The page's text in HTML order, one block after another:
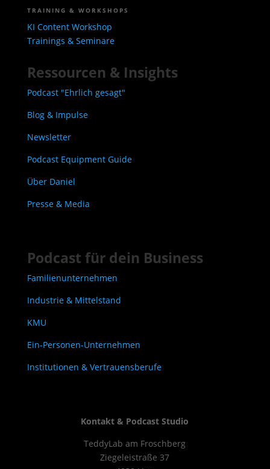
TRAINING & WORKSHOPS
KI Content Workshop
Trainings & Seminare
Ressourcen & Insights
Podcast "Ehrlich gesagt"
Blog & Impulse
Newsletter
Podcast Equipment Guide
Über Daniel
Presse & Media
Podcast für dein Business
Familienunternehmen
Industrie & Mittelstand
KMU
Ein-Personen-Unternehmen
Institutionen & Vertrauensberufe
Kontakt & Podcast Studio
TeddyLab am Froschberg
Ziegeleistraße 37